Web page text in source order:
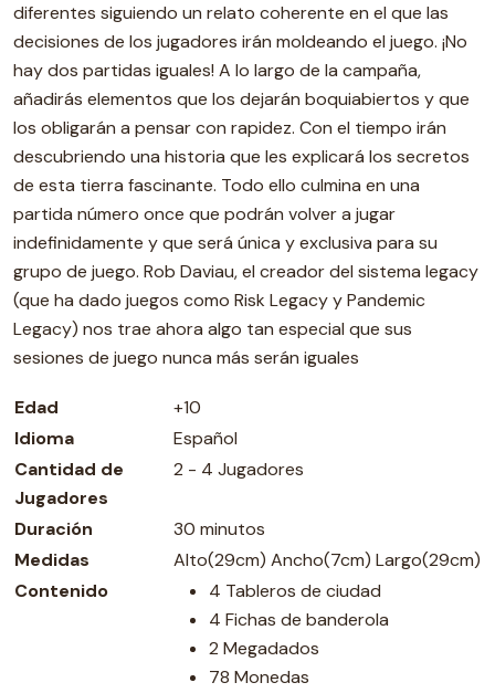
diferentes siguiendo un relato coherente en el que las
decisiones de los jugadores irán moldeando el juego. ¡No
hay dos partidas iguales! A lo largo de la campaña,
añadirás elementos que los dejarán boquiabiertos y que
los obligarán a pensar con rapidez. Con el tiempo irán
descubriendo una historia que les explicará los secretos
de esta tierra fascinante. Todo ello culmina en una
partida número once que podrán volver a jugar
indefinidamente y que será única y exclusiva para su
grupo de juego. Rob Daviau, el creador del sistema legacy
(que ha dado juegos como Risk Legacy y Pandemic
Legacy) nos trae ahora algo tan especial que sus
sesiones de juego nunca más serán iguales
Edad
+10
Idioma
Español
Cantidad de
Jugadores
2 - 4 Jugadores
Duración
30 minutos
Medidas
Alto(29cm) Ancho(7cm) Largo(29cm)
Contenido
4 Tableros de ciudad
4 Fichas de banderola
2 Megadados
78 Monedas